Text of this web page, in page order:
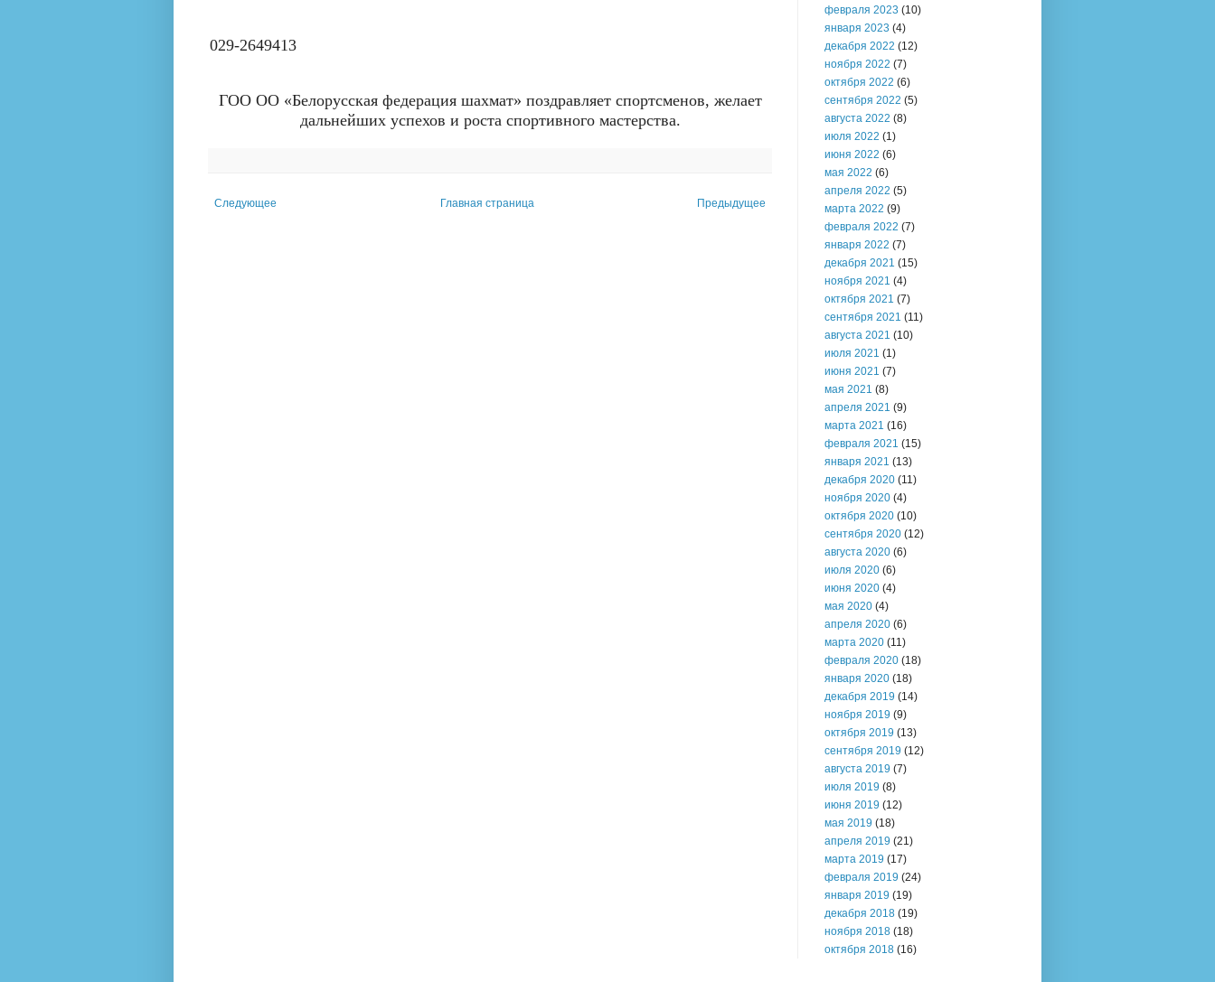
029-2649413
ГОО ОО «Белорусская федерация шахмат» поздравляет спортсменов, желает
дальнейших успехов и роста спортивного мастерства.
Следующее Предыдущее
Главная страница
февраля 2023 (10)
января 2023 (4)
декабря 2022 (12)
ноября 2022 (7)
октября 2022 (6)
сентября 2022 (5)
августа 2022 (8)
июля 2022 (1)
июня 2022 (6)
мая 2022 (6)
апреля 2022 (5)
марта 2022 (9)
февраля 2022 (7)
января 2022 (7)
декабря 2021 (15)
ноября 2021 (4)
октября 2021 (7)
сентября 2021 (11)
августа 2021 (10)
июля 2021 (1)
июня 2021 (7)
мая 2021 (8)
апреля 2021 (9)
марта 2021 (16)
февраля 2021 (15)
января 2021 (13)
декабря 2020 (11)
ноября 2020 (4)
октября 2020 (10)
сентября 2020 (12)
августа 2020 (6)
июля 2020 (6)
июня 2020 (4)
мая 2020 (4)
апреля 2020 (6)
марта 2020 (11)
февраля 2020 (18)
января 2020 (18)
декабря 2019 (14)
ноября 2019 (9)
октября 2019 (13)
сентября 2019 (12)
августа 2019 (7)
июля 2019 (8)
июня 2019 (12)
мая 2019 (18)
апреля 2019 (21)
марта 2019 (17)
февраля 2019 (24)
января 2019 (19)
декабря 2018 (19)
ноября 2018 (18)
октября 2018 (16)